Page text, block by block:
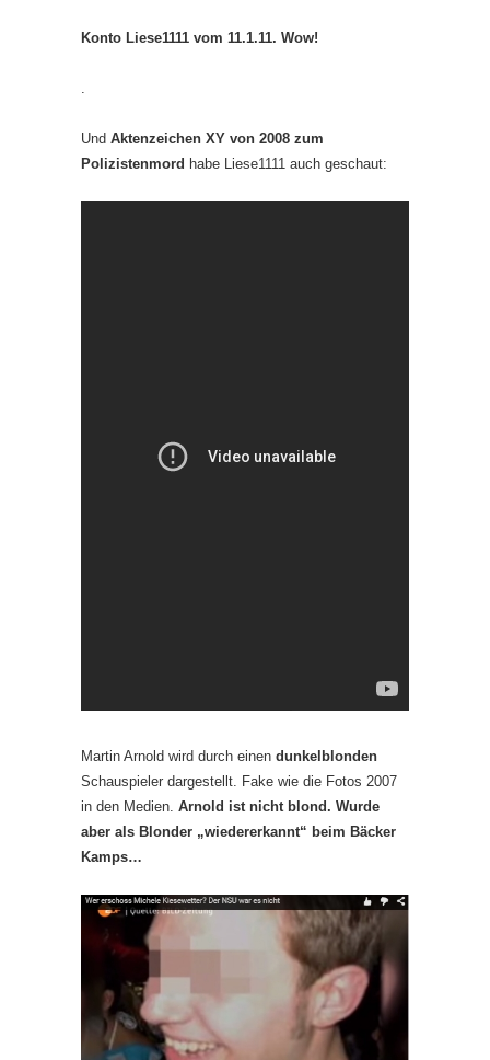
Konto Liese1111 vom 11.1.11. Wow!
.
Und Aktenzeichen XY von 2008 zum
Polizistenmord habe Liese1111 auch geschaut:
Martin Arnold wird durch einen dunkelblonden
Schauspieler dargestellt. Fake wie die Fotos 2007
in den Medien. Arnold ist nicht blond. Wurde
aber als Blonder „wiedererkannt“ beim Bäcker
Kamps…